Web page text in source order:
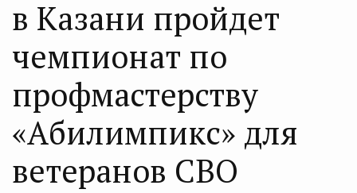
в Казани пройдет
чемпионат по
профмастерству
«Абилимпикс» для
ветеранов СВО